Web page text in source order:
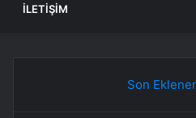
İLETIŞIM
Son